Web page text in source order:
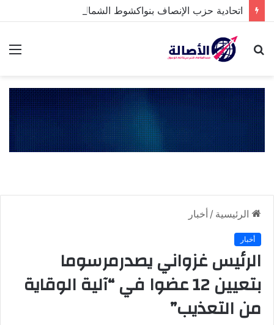
بحث
الرئيسية / أخبار
أخبار
الرئيس غزواني يصدرمرسوما
بتعيين 12 عضوا في “آلية الوقاية
من التعذيب”